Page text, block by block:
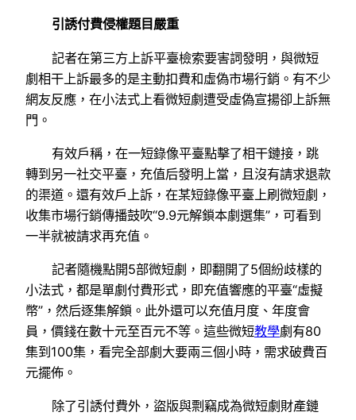
引誘付費侵權題目嚴重
記者在第三方上訴平臺檢索要害詞發明，與微短
劇相干上訴最多的是主動扣費和虛偽市場行銷。有不少
網友反應，在小法式上看微短劇遭受虛偽宣揚卻上訴無
門。
有效戶稱，在一短錄像平臺點擊了相干鏈接，跳
轉到另一社交平臺，充值后發明上當，且沒有請求退款
的渠道。還有效戶上訴，在某短錄像平臺上刷微短劇，
收集市場行銷傳播鼓吹“9.9元解鎖本劇選集”，可看到
一半就被請求再充值。
記者隨機點開5部微短劇，即翻開了5個紛歧樣的
小法式，都是單劇付費形式，即充值響應的平臺“虛擬
幣”，然后逐集解鎖。此外還可以充值月度、年度會
員，價錢在數十元至百元不等。這些微短教學劇有80
集到100集，看完全部劇大要兩三個小時，需求破費百
元擺佈。
除了引誘付費外，盜版與剽竊成為微短劇財產鏈